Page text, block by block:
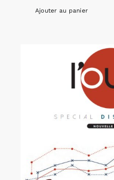
Ajouter au panier